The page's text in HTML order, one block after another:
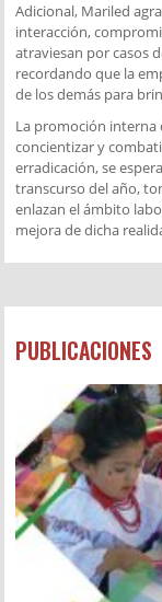
Adicional, Mariled
interacción,
atraviesan por casos
recordando que la
de los demás para
La promoción interna
concientizar y
erradicación, se
transcurso del año,
enlazan el ámbito
mejora de dicha
PUBLICACIONES